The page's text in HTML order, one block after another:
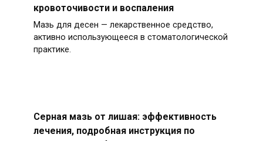
кровоточивости и воспаления
Мазь для десен — лекарственное средство,
активно использующееся в стоматологической
практике.
Серная мазь от лишая: эффективность
лечения, подробная инструкция по